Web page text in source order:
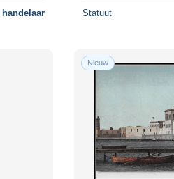
Statuut
Nieuw